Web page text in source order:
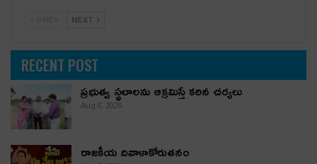
NEXT
RECENT POST
ప్రభుత్వ స్థలాలను ఆక్రమిస్తే కఠిన చర్యలు
Aug 6, 2026
రాజకీయ దివాళాకోరుతనం